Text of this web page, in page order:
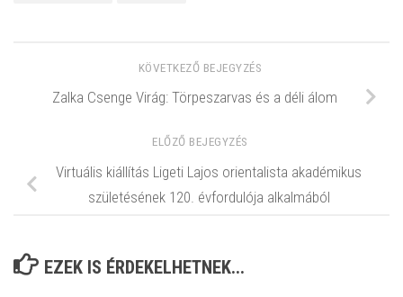
KÖVETKEZŐ BEJEGYZÉS
Zalka Csenge Virág: Törpeszarvas és a déli álom
ELŐZŐ BEJEGYZÉS
Virtuális kiállítás Ligeti Lajos orientalista akadémikus
születésének 120. évfordulója alkalmából
EZEK IS ÉRDEKELHETNEK...